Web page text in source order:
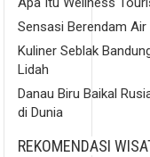
Sensasi Berendam
Kuliner Seblak
Lidah
Danau Biru Baikal
di Dunia
REKOMENDASI